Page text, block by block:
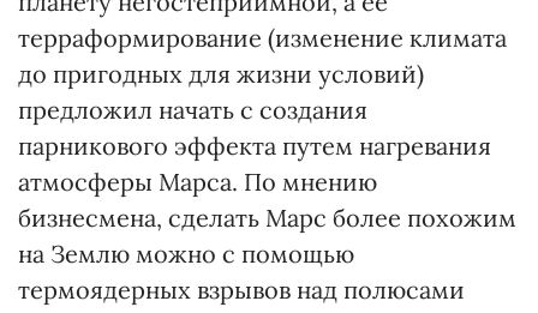
терраформирование (изменение климата
до пригодных для жизни условий)
предложил начать с создания
парникового эффекта путем нагревания
атмосферы Марса. По мнению
бизнесмена, сделать Марс более похожим
на Землю можно с помощью
термоядерных взрывов над полюсами